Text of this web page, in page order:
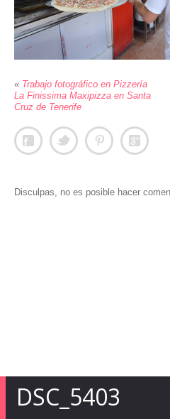
DSC_5403
« Trabajo fotográfico en Pizzería
La Finissima Maxipizza en Santa
Cruz de Tenerife
Disculpas, no es posible hacer